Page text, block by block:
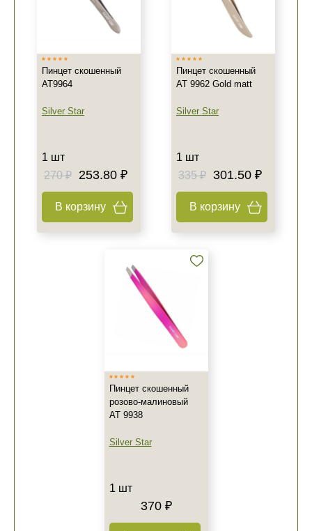
Пинцет скошенный
AT9964
Silver Star
1 шт
270 ₽
253.80 ₽
В корзину
Пинцет скошенный
АТ 9962 Gold matt
Silver Star
1 шт
335 ₽
301.50 ₽
В корзину
Пинцет скошенный
розово-малиновый
АТ 9938
Silver Star
1 шт
370 ₽
Не показывать предложение о консультации
+7 (929) 933-09-89